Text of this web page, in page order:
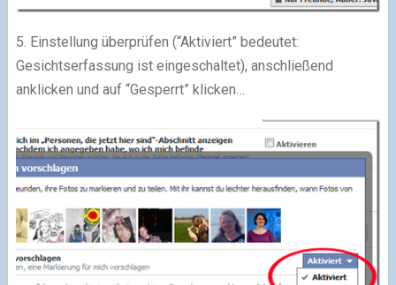
5. Einstellung überprüfen (“Aktiviert” bedeutet:
Gesichtserfassung ist eingeschaltet), anschließend
anklicken und auf “Gesperrt” klicken…